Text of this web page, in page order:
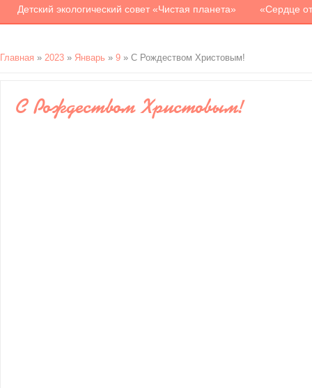
Детский экологический совет «Чистая планета» «Сердце
Главная » 2023 » Январь » 9 » С Рождеством Христовым!
С Рождеством Христовым!